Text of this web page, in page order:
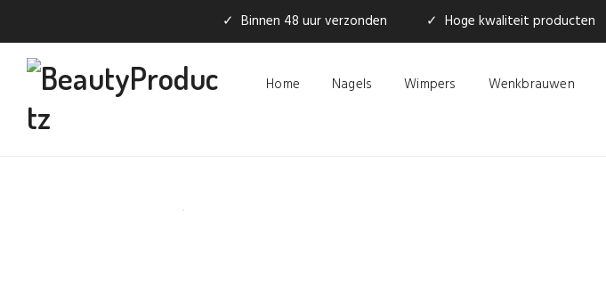
✓ Binnen 48 uur verzonden ✓ Hoge kwaliteit producten
Home Nagels Wimpers Wenkbrauwen